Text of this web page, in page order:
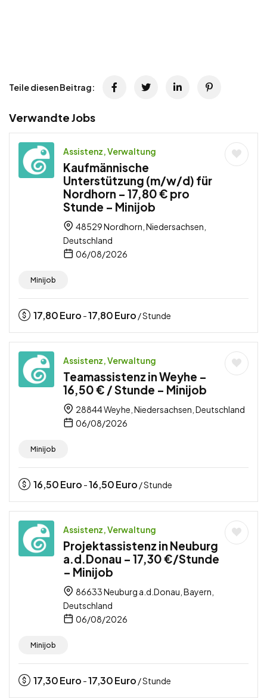
Teile diesen Beitrag:
Verwandte Jobs
Assistenz, Verwaltung
Kaufmännische
Unterstützung (m/w/d) für
Nordhorn – 17,80 € pro
Stunde – Minijob
48529 Nordhorn, Niedersachsen,
Deutschland
06/08/2026
Minijob
17,80Euro -17,80Euro / Stunde
Assistenz, Verwaltung
Teamassistenz in Weyhe –
16,50 € / Stunde – Minijob
28844 Weyhe, Niedersachsen, Deutschland
06/08/2026
Minijob
16,50Euro -16,50Euro / Stunde
Assistenz, Verwaltung
Projektassistenz in Neuburg
a.d.Donau – 17,30 €/Stunde
– Minijob
86633 Neuburg a.d.Donau, Bayern,
Deutschland
06/08/2026
Minijob
17,30Euro -17,30Euro / Stunde